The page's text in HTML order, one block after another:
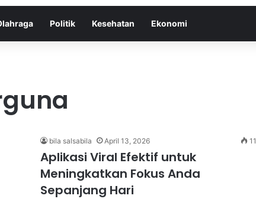
Politik Kesehatan Ekonomi
bila salsabila April 13, 2026 11
Aplikasi Viral Efektif untuk
Meningkatkan Fokus Anda
Sepanjang Hari